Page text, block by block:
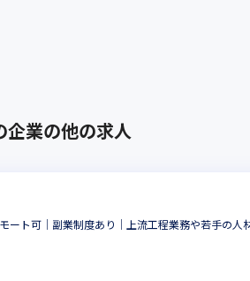
企業の他の求人
ート可│副業制度あり│上流工程業務や若手の人